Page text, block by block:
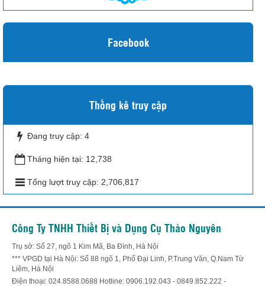
Facebook
Thống kê truy cập
Đang truy cập: 4
Tháng hiện tại: 12,738
Tổng lượt truy cập: 2,706,817
Công Ty TNHH Thiết Bị và Dụng Cụ Thảo Nguyên
Trụ sở: Số 27, ngõ 1 Kim Mã, Ba Đình, Hà Nội
*** VPGD tại Hà Nội: Số 88 ngõ 1, Phố Đại Linh, P.Trung Văn, Q.Nam Từ
Liêm, Hà Nội
Điện thoại: 024.8588.0688 Hotline: 0906.192.043 - 0849.852.222 -